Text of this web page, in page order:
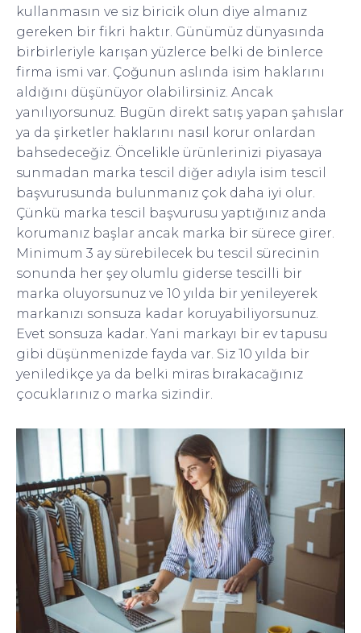
kullanmasın ve siz biricik olun diye almanız
gereken bir fikri haktır. Günümüz dünyasında
birbirleriyle karışan yüzlerce belki de binlerce
firma ismi var. Çoğunun aslında isim haklarını
aldığını düşünüyor olabilirsiniz. Ancak
yanılıyorsunuz. Bugün direkt satış yapan şahıslar
ya da şirketler haklarını nasıl korur onlardan
bahsedeceğiz. Öncelikle ürünlerinizi piyasaya
sunmadan marka tescil diğer adıyla isim tescil
başvurusunda bulunmanız çok daha iyi olur.
Çünkü marka tescil başvurusu yaptığınız anda
korumanız başlar ancak marka bir sürece girer.
Minimum 3 ay sürebilecek bu tescil sürecinin
sonunda her şey olumlu giderse tescilli bir
marka oluyorsunuz ve 10 yılda bir yenileyerek
markanızı sonsuza kadar koruyabiliyorsunuz.
Evet sonsuza kadar. Yani markayı bir ev tapusu
gibi düşünmenizde fayda var. Siz 10 yılda bir
yeniledikçe ya da belki miras bırakacağınız
çocuklarınız o marka sizindir.